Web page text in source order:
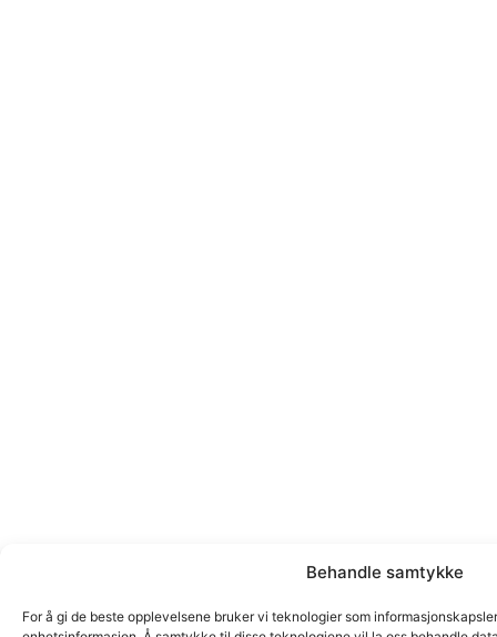
Behandle samtykke
For å gi de beste opplevelsene bruker vi teknologier som